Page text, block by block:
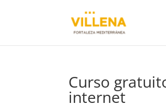
Curso
internet